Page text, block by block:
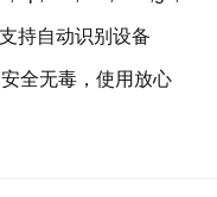
自动识别设备
无毒，使用放心